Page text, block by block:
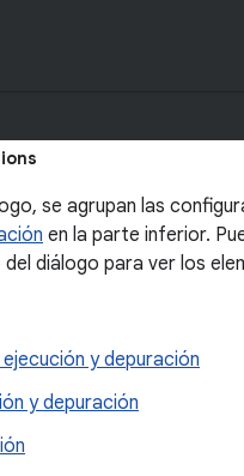
se agrupan las
en la parte inferior.
diálogo para ver los
y depuración
y depuración